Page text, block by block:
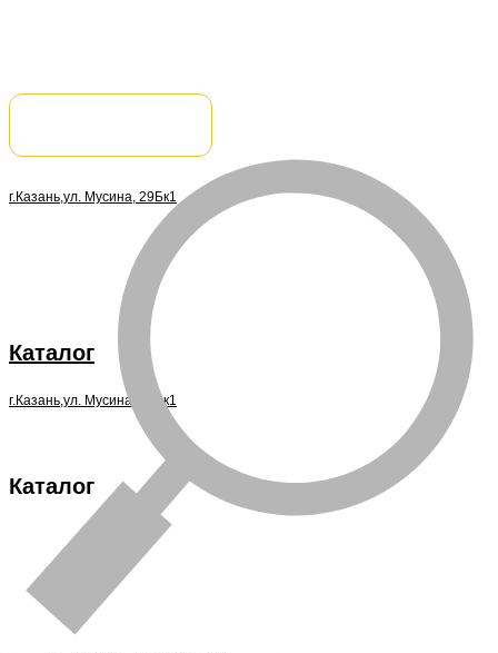
г.Казань,ул. Мусина, 29Бк1
Каталог
г.Казань,ул. Мусина, 29Бк1
Каталог